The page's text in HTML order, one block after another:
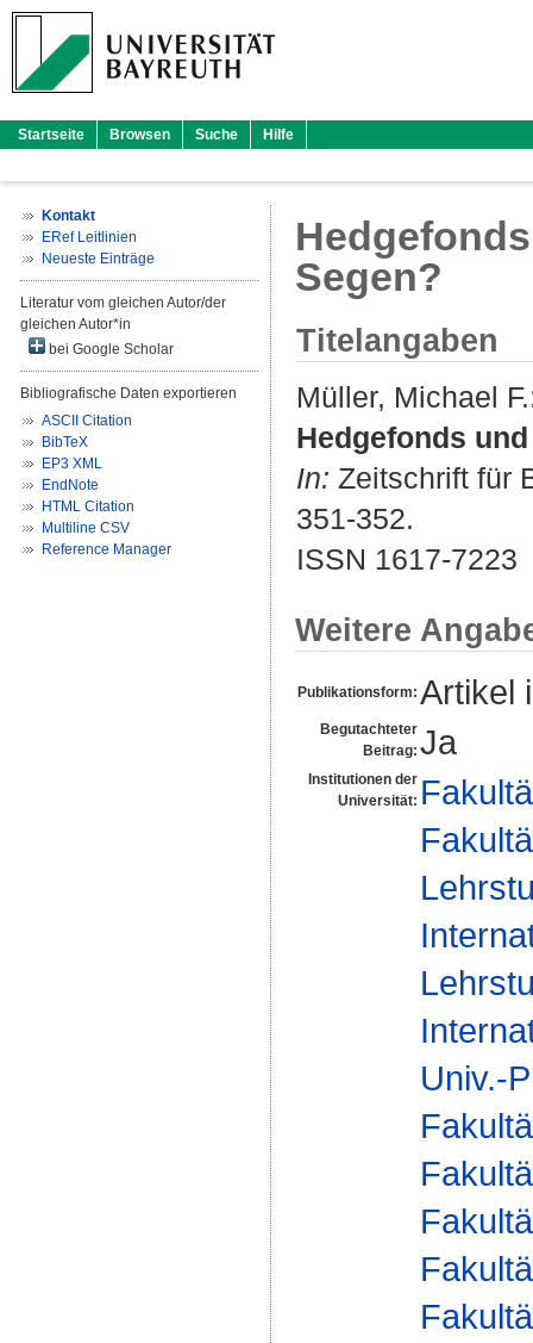
Startseite Browsen Suche Hilfe
Kontakt
ERef Leitlinien
Neueste Einträge
Literatur vom gleichen Autor/der
gleichen Autor*in
bei Google Scholar
Bibliografische Daten exportieren
ASCII Citation
BibTeX
EP3 XML
EndNote
HTML Citation
Multiline CSV
Reference Manager
Segen?
Titelangaben
Müller, Michael F.
Hedgefonds
In: Zeitschrift für
351-352.
ISSN 1617-7223
Weitere
Publikationsform: Artikel
Begutachteter
Beitrag: Ja
Institutionen der
Universität:
Univ.-